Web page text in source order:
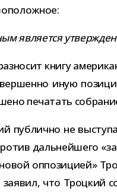
явля­ется
книгу
иную
печа­тать
пуб­лично не
даль­ней­шего
оппо­зи­цией»
что Троцкий